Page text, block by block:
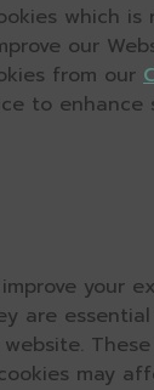
which
our
from our
to
your
are
may